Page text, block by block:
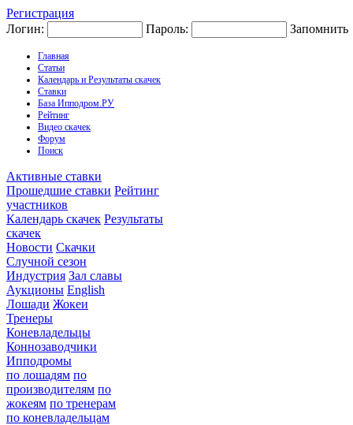
Регистрация
Логин:
Пароль: Запомнить
Главная
Статьи
Календарь и Результаты скачек
Ставки
База Ипподром.РУ
Рейтинг
Видео скачек
Форум
Поиск
Активные ставки
Прошедшие ставки Рейтинг
участников
Календарь скачек Результаты
скачек
Новости Скачки
Случной сезон
Индустрия Зал славы
Аукционы English
Лошади Жокеи
Тренеры
Коневладельцы
Коннозаводчики
Ипподромы
по лошадям по
производителям по
жокеям по тренерам
по коневладельцам